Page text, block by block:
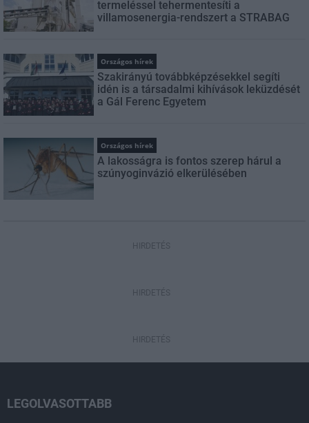
termeléssel tehermentesíti a
villamosenergia-rendszert a STRABAG
Országos hírek
Szakirányú továbbképzésekkel segíti
idén is a társadalmi kihívások leküzdését
a Gál Ferenc Egyetem
Országos hírek
A lakosságra is fontos szerep hárul a
szúnyoginvázió elkerülésében
HIRDETÉS
HIRDETÉS
HIRDETÉS
LEGOLVASOTTABB